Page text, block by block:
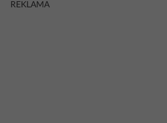
REKLAMA